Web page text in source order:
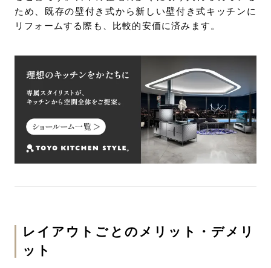
ため、既存の壁付き式から新しい壁付き式キッチンに
リフォームする際も、比較的安価に済みます。
レイアウトごとのメリット・デメリ
ット